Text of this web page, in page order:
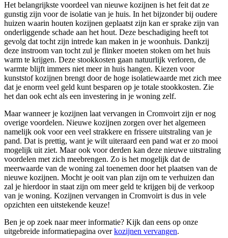
Het belangrijkste voordeel van nieuwe kozijnen is het feit dat ze
gunstig zijn voor de isolatie van je huis. In het bijzonder bij oudere
huizen waarin houten kozijnen geplaatst zijn kan er sprake zijn van
onderliggende schade aan het hout. Deze beschadiging heeft tot
gevolg dat tocht zijn intrede kan maken in je woonhuis. Dankzij
deze instroom van tocht zul je flinker moeten stoken om het huis
warm te krijgen. Deze stookkosten gaan natuurlijk verloren, de
warmte blijft immers niet meer in huis hangen. Kiezen voor
kunststof kozijnen brengt door de hoge isolatiewaarde met zich mee
dat je enorm veel geld kunt besparen op je totale stookkosten. Zie
het dan ook echt als een investering in je woning zelf.
Maar wanneer je kozijnen laat vervangen in Cromvoirt zijn er nog
overige voordelen. Nieuwe kozijnen zorgen over het algemeen
namelijk ook voor een veel strakkere en frissere uitstraling van je
pand. Dat is prettig, want je wilt uiteraard een pand wat er zo mooi
mogelijk uit ziet. Maar ook voor derden kan deze nieuwe uitstraling
voordelen met zich meebrengen. Zo is het mogelijk dat de
meerwaarde van de woning zal toenemen door het plaatsen van de
nieuwe kozijnen. Mocht je ooit van plan zijn om te verhuizen dan
zal je hierdoor in staat zijn om meer geld te krijgen bij de verkoop
van je woning. Kozijnen vervangen in Cromvoirt is dus in vele
opzichten een uitstekende keuze!
Ben je op zoek naar meer informatie? Kijk dan eens op onze
uitgebreide informatiepagina overkozijnen vervangen.